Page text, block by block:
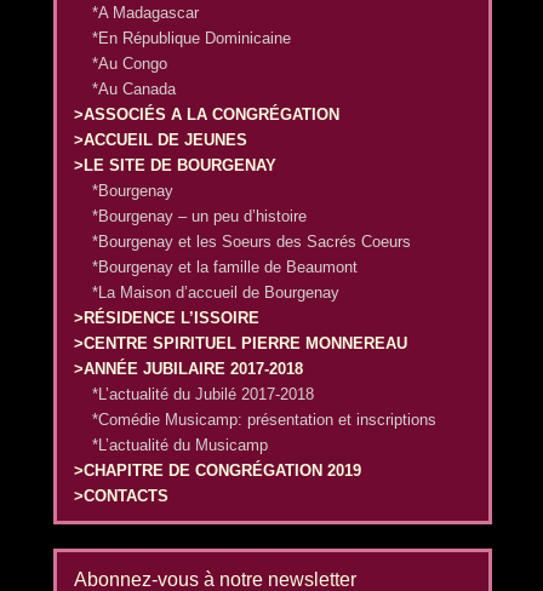
*A Madagascar
*En République Dominicaine
*Au Congo
*Au Canada
>ASSOCIÉS A LA CONGRÉGATION
>ACCUEIL DE JEUNES
>LE SITE DE BOURGENAY
*Bourgenay
*Bourgenay – un peu d’histoire
*Bourgenay et les Soeurs des Sacrés Coeurs
*Bourgenay et la famille de Beaumont
*La Maison d’accueil de Bourgenay
>RÉSIDENCE L’ISSOIRE
>CENTRE SPIRITUEL PIERRE MONNEREAU
>ANNÉE JUBILAIRE 2017-2018
*L’actualité du Jubilé 2017-2018
*Comédie Musicamp: présentation et inscriptions
*L’actualité du Musicamp
>CHAPITRE DE CONGRÉGATION 2019
>CONTACTS
Abonnez-vous à notre newsletter